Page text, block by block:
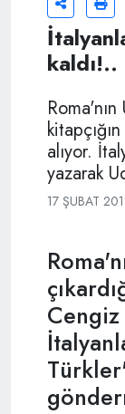
kaldı!..
alıyor.
yazarak
17 ŞUBAT